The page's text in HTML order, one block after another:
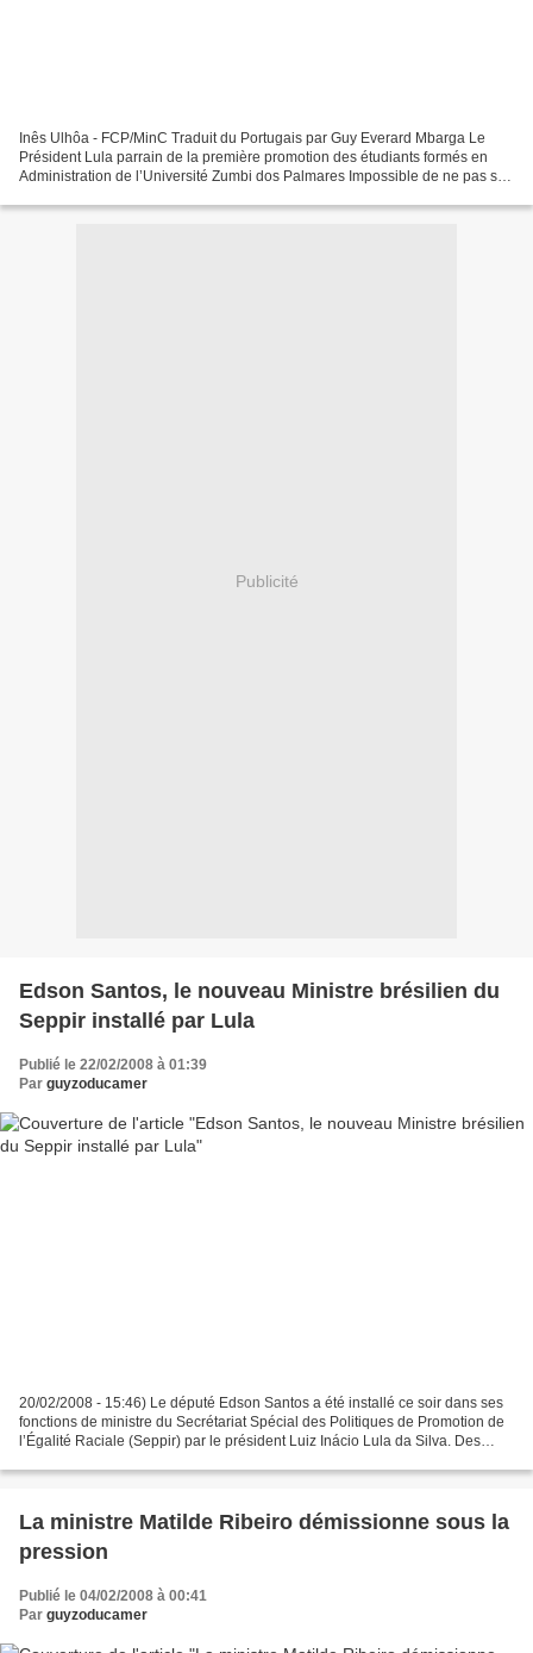
Inês Ulhôa - FCP/MinC Traduit du Portugais par Guy Everard Mbarga Le
Président Lula parrain de la première promotion des étudiants formés en
Administration de l’Université Zumbi dos Palmares Impossible de ne pas se
Publicité
Edson Santos, le nouveau Ministre brésilien du
Seppir installé par Lula
Publié le 22/02/2008 à 01:39
Par guyzoducamer
20/02/2008 - 15:46) Le député Edson Santos a été installé ce soir dans ses
fonctions de ministre du Secrétariat Spécial des Politiques de Promotion de
l’Égalité Raciale (Seppir) par le président Luiz Inácio Lula da Silva. Des
La ministre Matilde Ribeiro démissionne sous la
pression
Publié le 04/02/2008 à 00:41
Par guyzoducamer